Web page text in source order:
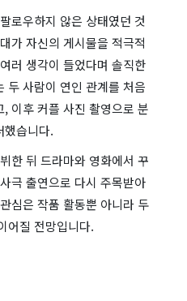
로우하지 않은 상태였던 것
가 자신의 게시물을 적극적
러 생각이 들었다며 솔직한
두 사람이 연인 관계를 처음
이후 커플 사진 촬영으로 분
했습니다.
한 뒤 드라마와 영화에서 꾸
극 출연으로 다시 주목받아
심은 작품 활동뿐 아니라 두
어질 전망입니다.